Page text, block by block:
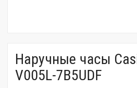
Наручные часы
V005L-7B5UDF